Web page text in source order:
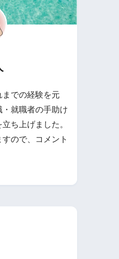
での経験を元
就職者の手助け
ち上げました。
ので、コメント